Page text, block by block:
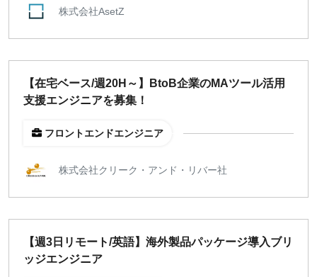
株式会社AsetZ
【在宅ベース/週20H～】BtoB企業のMAツール活用
支援エンジニアを募集！
フロントエンドエンジニア
株式会社クリーク・アンド・リバー社
【週3日リモート/英語】海外製品パッケージ導入ブリ
ッジエンジニア